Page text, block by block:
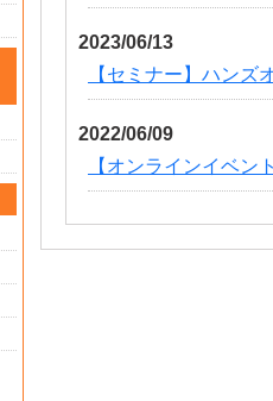
2023/06/13
【セミナー】ハン
2022/06/09
【オンラインイベ